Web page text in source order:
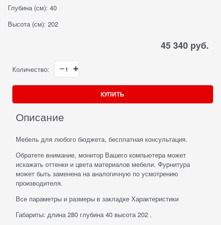
Глубина (см): 40
Высота (см): 202
45 340 руб.
Количество:
КУПИТЬ
Описание
Мебель для любого бюджета, бесплатная консультация.
Обратете внимание, монитор Вашего компьютера может
искажать оттенки и цвета материалов мебели. Фурнитура
может быть заменена на аналогичную по усмотрению
производителя.
Все параметры и размеры в закладке Характеристики
Габариты: длина 280 глубина 40 высота 202 .